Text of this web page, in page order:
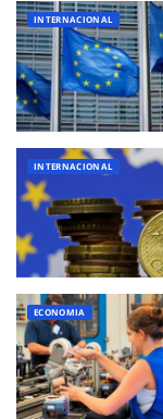
INTERNACIONAL
INTERNACIONAL
ECONOMIA